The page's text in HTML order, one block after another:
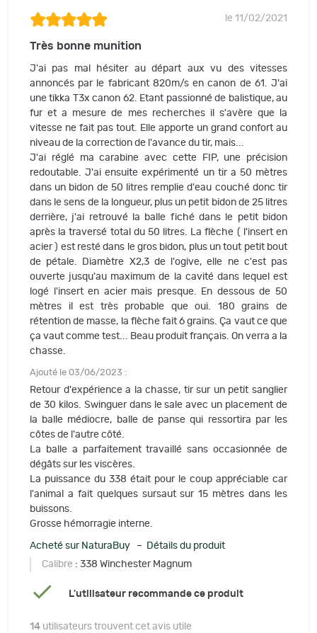
le 11/02/2021
Très bonne munition
J'ai pas mal hésiter au départ aux vu des vitesses
annoncés par le fabricant 820m/s en canon de 61. J'ai
une tikka T3x canon 62. Etant passionné de balistique, au
fur et a mesure de mes recherches il s'avère que la
vitesse ne fait pas tout. Elle apporte un grand confort au
niveau de la correction de l'avance du tir, mais...
J'ai réglé ma carabine avec cette FIP, une précision
redoutable. J'ai ensuite expérimenté un tir a 50 mètres
dans un bidon de 50 litres remplie d'eau couché donc tir
dans le sens de la longueur, plus un petit bidon de 25 litres
derrière, j'ai retrouvé la balle fiché dans le petit bidon
après la traversé total du 50 litres. La flèche ( l'insert en
acier ) est resté dans le gros bidon, plus un tout petit bout
de pétale. Diamètre X2,3 de l'ogive, elle ne c'est pas
ouverte jusqu'au maximum de la cavité dans lequel est
logé l'insert en acier mais presque. En dessous de 50
mètres il est très probable que oui. 180 grains de
rétention de masse, la flèche fait 6 grains. Ça vaut ce que
ça vaut comme test... Beau produit français. On verra a la
chasse.
Ajouté le 03/06/2023 :
Retour d'expérience a la chasse, tir sur un petit sanglier
de 30 kilos. Swinguer dans le sale avec un placement de
la balle médiocre, balle de panse qui ressortira par les
côtes de l'autre côté.
La balle a parfaitement travaillé sans occasionnée de
dégâts sur les viscères.
La puissance du 338 était pour le coup appréciable car
l'animal a fait quelques sursaut sur 15 mètres dans les
buissons.
Grosse hémorragie interne.
Acheté sur NaturaBuy – Détails du produit
Calibre : 338 Winchester Magnum
L'utilisateur recommande ce produit
14 utilisateurs trouvent cet avis utile